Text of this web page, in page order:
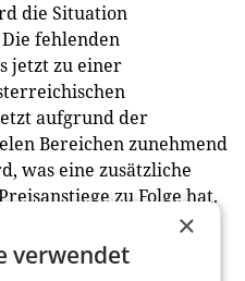
die Situation
fehlenden
jetzt zu einer
aufgrund der
Bereichen zunehmend
was eine zusätzliche
zu Folge hat.
bei Energie und
×
verwendet